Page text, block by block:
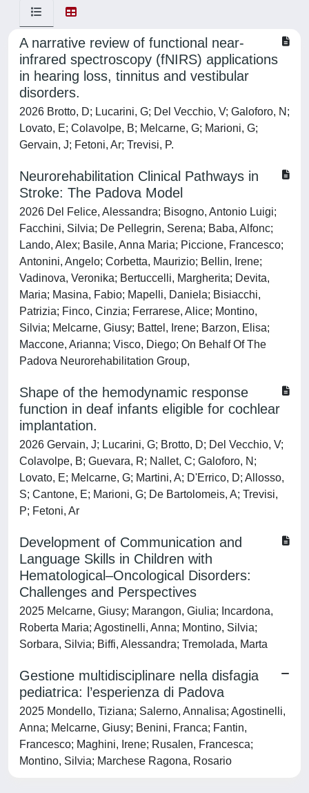
A narrative review of functional near-
infrared spectroscopy (fNIRS) applications
in hearing loss, tinnitus and vestibular
disorders.
2026 Brotto, D; Lucarini, G; Del Vecchio, V; Galoforo, N;
Lovato, E; Colavolpe, B; Melcarne, G; Marioni, G;
Gervain, J; Fetoni, Ar; Trevisi, P.
Neurorehabilitation Clinical Pathways in
Stroke: The Padova Model
2026 Del Felice, Alessandra; Bisogno, Antonio Luigi;
Facchini, Silvia; De Pellegrin, Serena; Baba, Alfonc;
Lando, Alex; Basile, Anna Maria; Piccione, Francesco;
Antonini, Angelo; Corbetta, Maurizio; Bellin, Irene;
Vadinova, Veronika; Bertuccelli, Margherita; Devita,
Maria; Masina, Fabio; Mapelli, Daniela; Bisiacchi,
Patrizia; Finco, Cinzia; Ferrarese, Alice; Montino,
Silvia; Melcarne, Giusy; Battel, Irene; Barzon, Elisa;
Maccone, Arianna; Visco, Diego; On Behalf Of The
Padova Neurorehabilitation Group,
Shape of the hemodynamic response
function in deaf infants eligible for cochlear
implantation.
2026 Gervain, J; Lucarini, G; Brotto, D; Del Vecchio, V;
Colavolpe, B; Guevara, R; Nallet, C; Galoforo, N;
Lovato, E; Melcarne, G; Martini, A; D'Errico, D; Allosso,
S; Cantone, E; Marioni, G; De Bartolomeis, A; Trevisi,
P; Fetoni, Ar
Development of Communication and
Language Skills in Children with
Hematological–Oncological Disorders:
Challenges and Perspectives
2025 Melcarne, Giusy; Marangon, Giulia; Incardona,
Roberta Maria; Agostinelli, Anna; Montino, Silvia;
Sorbara, Silvia; Biffi, Alessandra; Tremolada, Marta
Gestione multidisciplinare nella disfagia
pediatrica: l’esperienza di Padova
2025 Mondello, Tiziana; Salerno, Annalisa; Agostinelli,
Anna; Melcarne, Giusy; Benini, Franca; Fantin,
Francesco; Maghini, Irene; Rusalen, Francesca;
Montino, Silvia; Marchese Ragona, Rosario